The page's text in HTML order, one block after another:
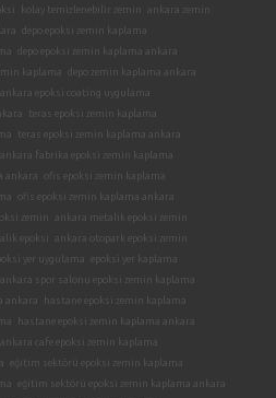
kolay temizlenebilir zemin ankara zemin
depo epoksi zemin kaplama
depo epoksi zemin kaplama ankara
kaplama depo zemin kaplama ankara
ankara epoksi coating uygulama
teras epoksi zemin kaplama
teras epoksi zemin kaplama ankara
ankara fabrika epoksi zemin kaplama
ankara
ofis epoksi zemin kaplama
ofis epoksi zemin kaplama ankara
zemin
ankara metalik epoksi zemin
epoksi ankara otopark epoksi zemin
yer uygulama epoksi yer kaplama
ankara spor salonu epoksi zemin kaplama
ankara
hastane epoksi zemin kaplama
hastane epoksi zemin kaplama ankara
ankara cafe epoksi zemin kaplama
eğitim sektörü epoksi zemin kaplama
eğitim sektörü epoksi zemin kaplama ankara